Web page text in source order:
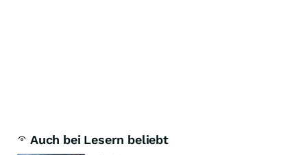
Auch bei Lesern beliebt